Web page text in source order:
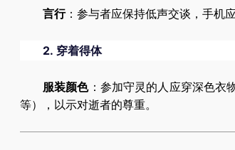
言行：参与者应保持低声交谈，手机
2. 穿着得体
服装颜色：参加守灵的人应穿深色衣
等），以示对逝者的尊重。